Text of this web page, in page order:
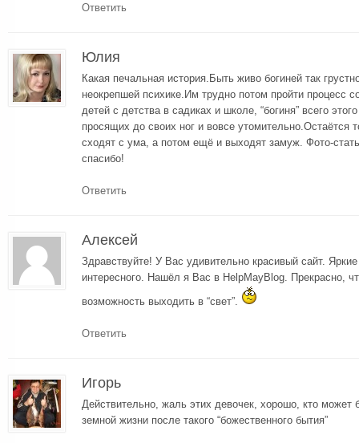
Ответить
Юлия
Какая печальная история.Быть живо богиней так
неокрепшей психике.Им трудно потом пройти процесс
детей с детства в садиках и школе, “богиня” всего
просящих до своих ног и вовсе утомительно.Остаётся
сходят с ума, а потом ещё и выходят замуж. Фото-
спасибо!
Ответить
Алексей
Здравствуйте! У Вас удивительно красивый сайт.
интересного. Нашёл я Вас в HelpMayBlog. Прекрасно,
возможность выходить в “свет”.
Ответить
Игорь
Действительно, жаль этих девочек, хорошо, кто может
земной жизни после такого “божественного бытия”